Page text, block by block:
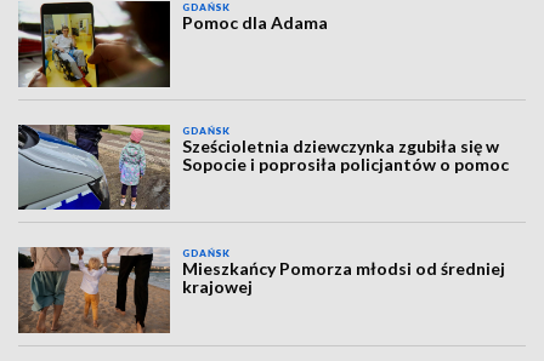
GDAŃSK
Pomoc dla Adama
GDAŃSK
Sześcioletnia dziewczynka zgubiła się w
Sopocie i poprosiła policjantów o pomoc
GDAŃSK
Mieszkańcy Pomorza młodsi od średniej
krajowej